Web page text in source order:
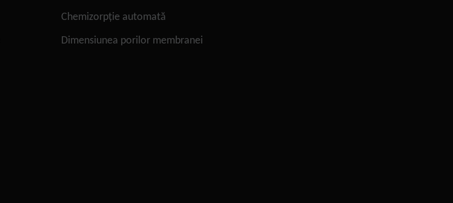
Chemizorpție automată
Dimensiunea porilor membranei